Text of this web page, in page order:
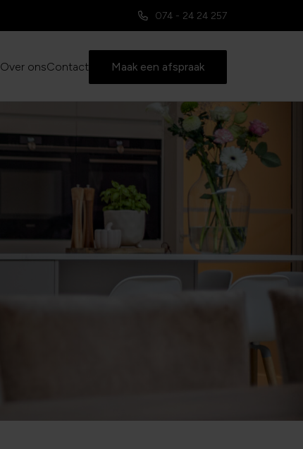
074 - 24 24 257
Over onsContact Maak een afspraak